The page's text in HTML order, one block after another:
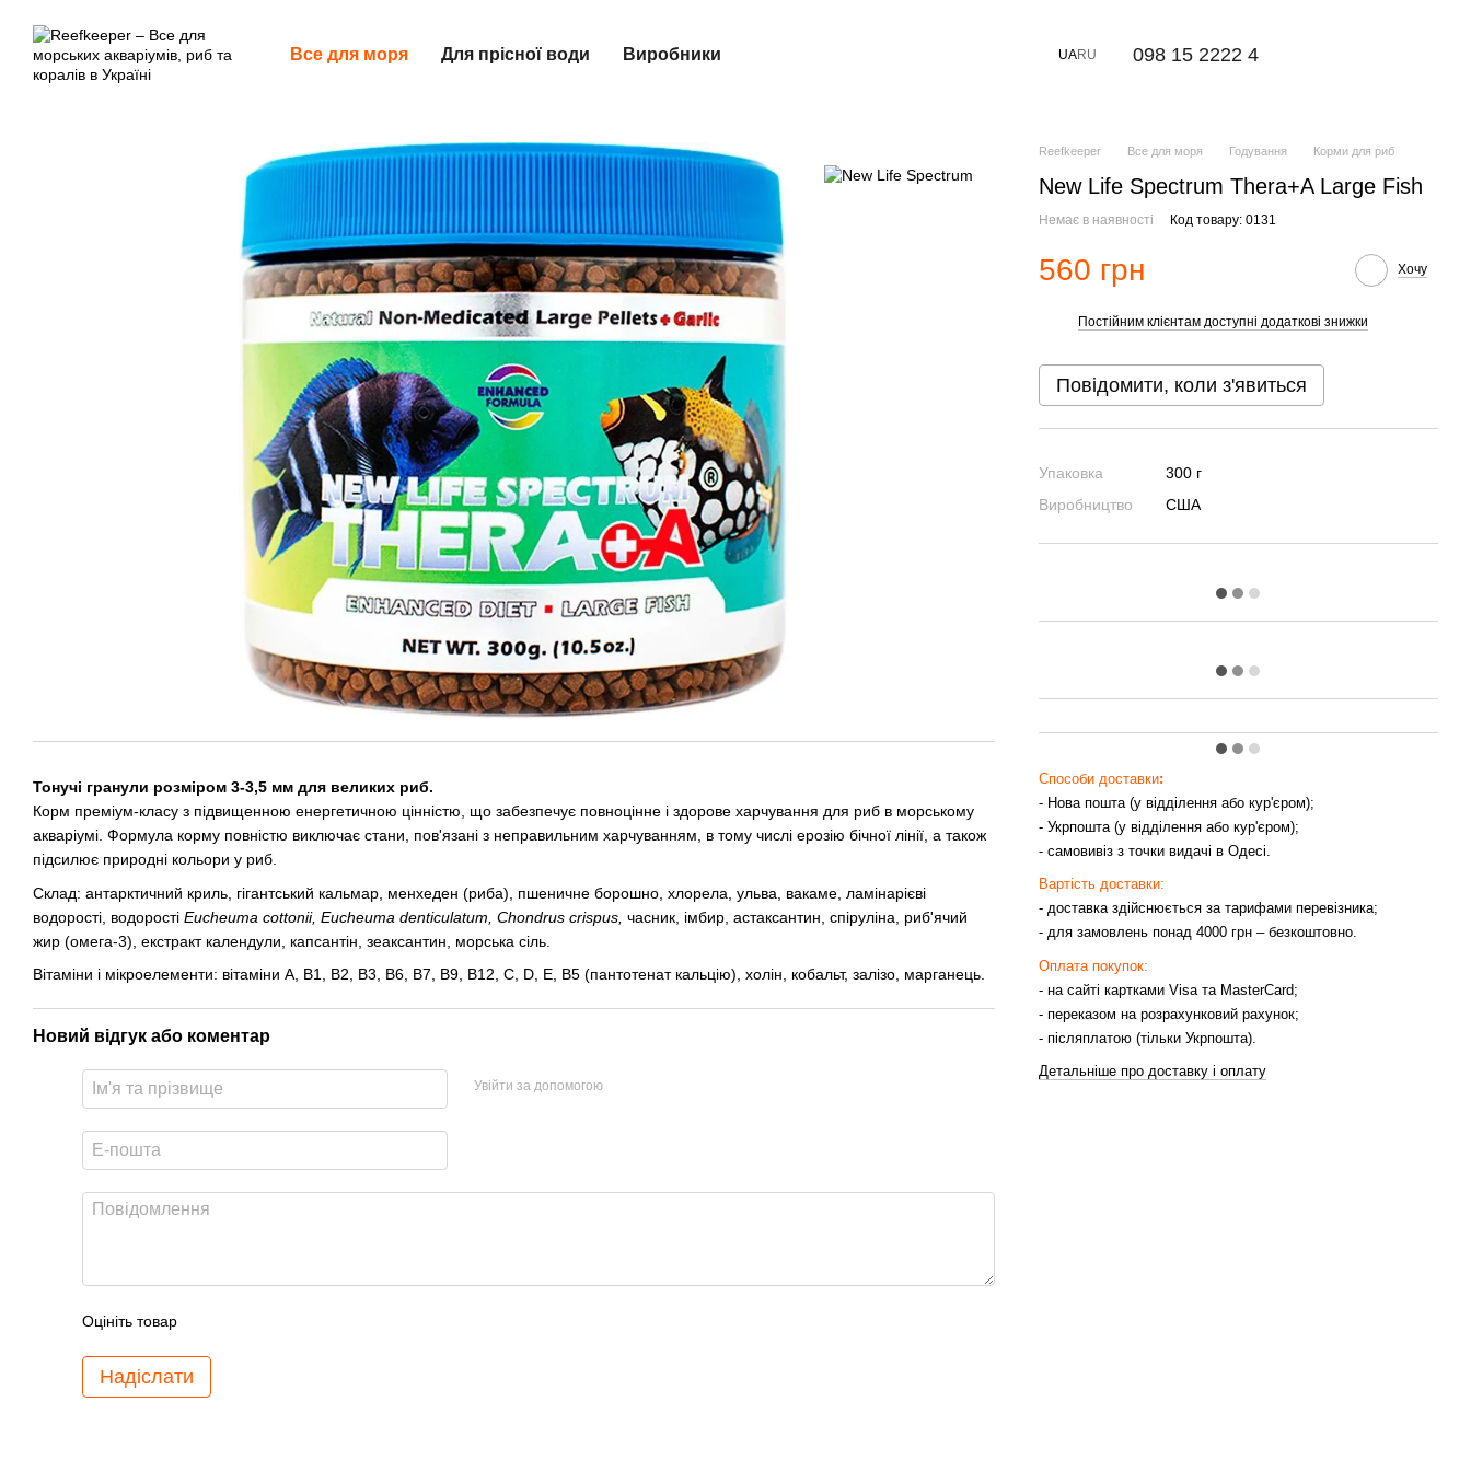
Все для моря Для прісної води Виробники UARU ⠀098 15 2222 4
Тонучі гранули розміром 3-3,5 мм для великих риб.
Корм преміум-класу з підвищенною енергетичною цінністю, що забезпечує повноцінне і здорове харчування для риб в морському
акваріумі. Формула корму повністю виключає стани, пов'язані з неправильним харчуванням, в тому числі ерозію бічної лінії, а також
підсилює природні кольори у риб.
Склад: антарктичний криль, гігантський кальмар, менхеден (риба), пшеничне борошно, хлорела, ульва, вакаме, ламінарієві
водорості, водорості Eucheuma cottonii, Eucheuma denticulatum, Chondrus crispus, часник, імбир, астаксантин, спіруліна, риб'ячий
жир (омега-3), екстракт календули, капсантін, зеаксантин, морська сіль.
Вітаміни і мікроелементи: вітаміни A, B1, B2, B3, B6, B7, B9, B12, C, D, E, B5 (пантотенат кальцію), холін, кобальт, залізо, марганець.
Новий відгук або коментар
Увійти за допомогою
Оцініть товар
Надіслати
Reefkeeper Все для моря Годування Корми для риб
New Life Spectrum Thera+A Large Fish
Немає в наявності Код товару: 0131
560 грн Хочу
Постійним клієнтам доступні додаткові знижки
Повідомити, коли з'явиться
Упаковка
300 г
Виробництво
США
Способи доставки:
- Нова пошта (у відділення або кур'єром);
- Укрпошта (у відділення або кур'єром);
- самовивіз з точки видачі в Одесі.
Вартість доставки:
- доставка здійснюється за тарифами перевізника;
- для замовлень понад 4000 грн – безкоштовно.
Оплата покупок:
- на сайті картками Visa та MasterCard;
- переказом на розрахунковий рахунок;
- післяплатою (тільки Укрпошта).
Детальніше про доставку і оплату